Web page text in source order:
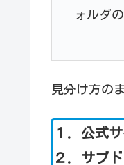
ォルダ
見分け方の
１．公式
２．サブ